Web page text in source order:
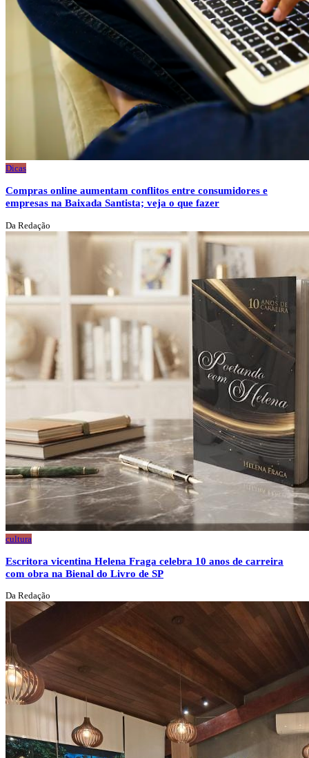
Dicas
Compras online aumentam conflitos entre consumidores e
empresas na Baixada Santista; veja o que fazer
Da Redação
cultura
Escritora vicentina Helena Fraga celebra 10 anos de carreira
com obra na Bienal do Livro de SP
Da Redação